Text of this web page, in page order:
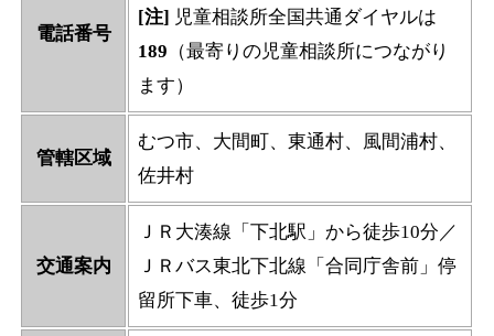
電話番号
[注] 児童相談所全国共通ダイヤルは
189 （最寄りの児童相談所につながり
ます）
管轄区域
むつ市、大間町、東通村、風間浦村、
佐井村
交通案内
ＪＲ大湊線「下北駅」から徒歩10分／
ＪＲバス東北下北線「合同庁舎前」停
留所下車、徒歩1分